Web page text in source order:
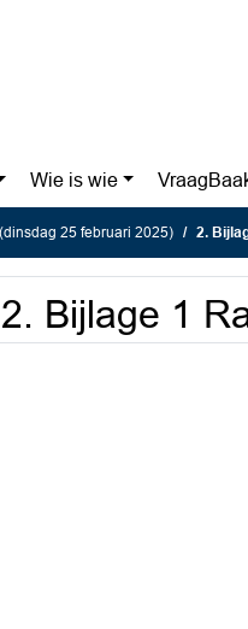
Wie is wie
25 februari 2025) 2.
2. Bijlage 1